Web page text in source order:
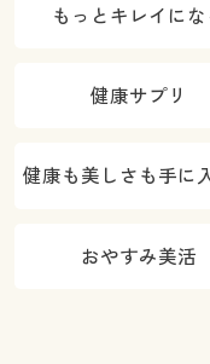
もっとキレイにな
健康サプリ
健康も美しさも手に
おやすみ美活